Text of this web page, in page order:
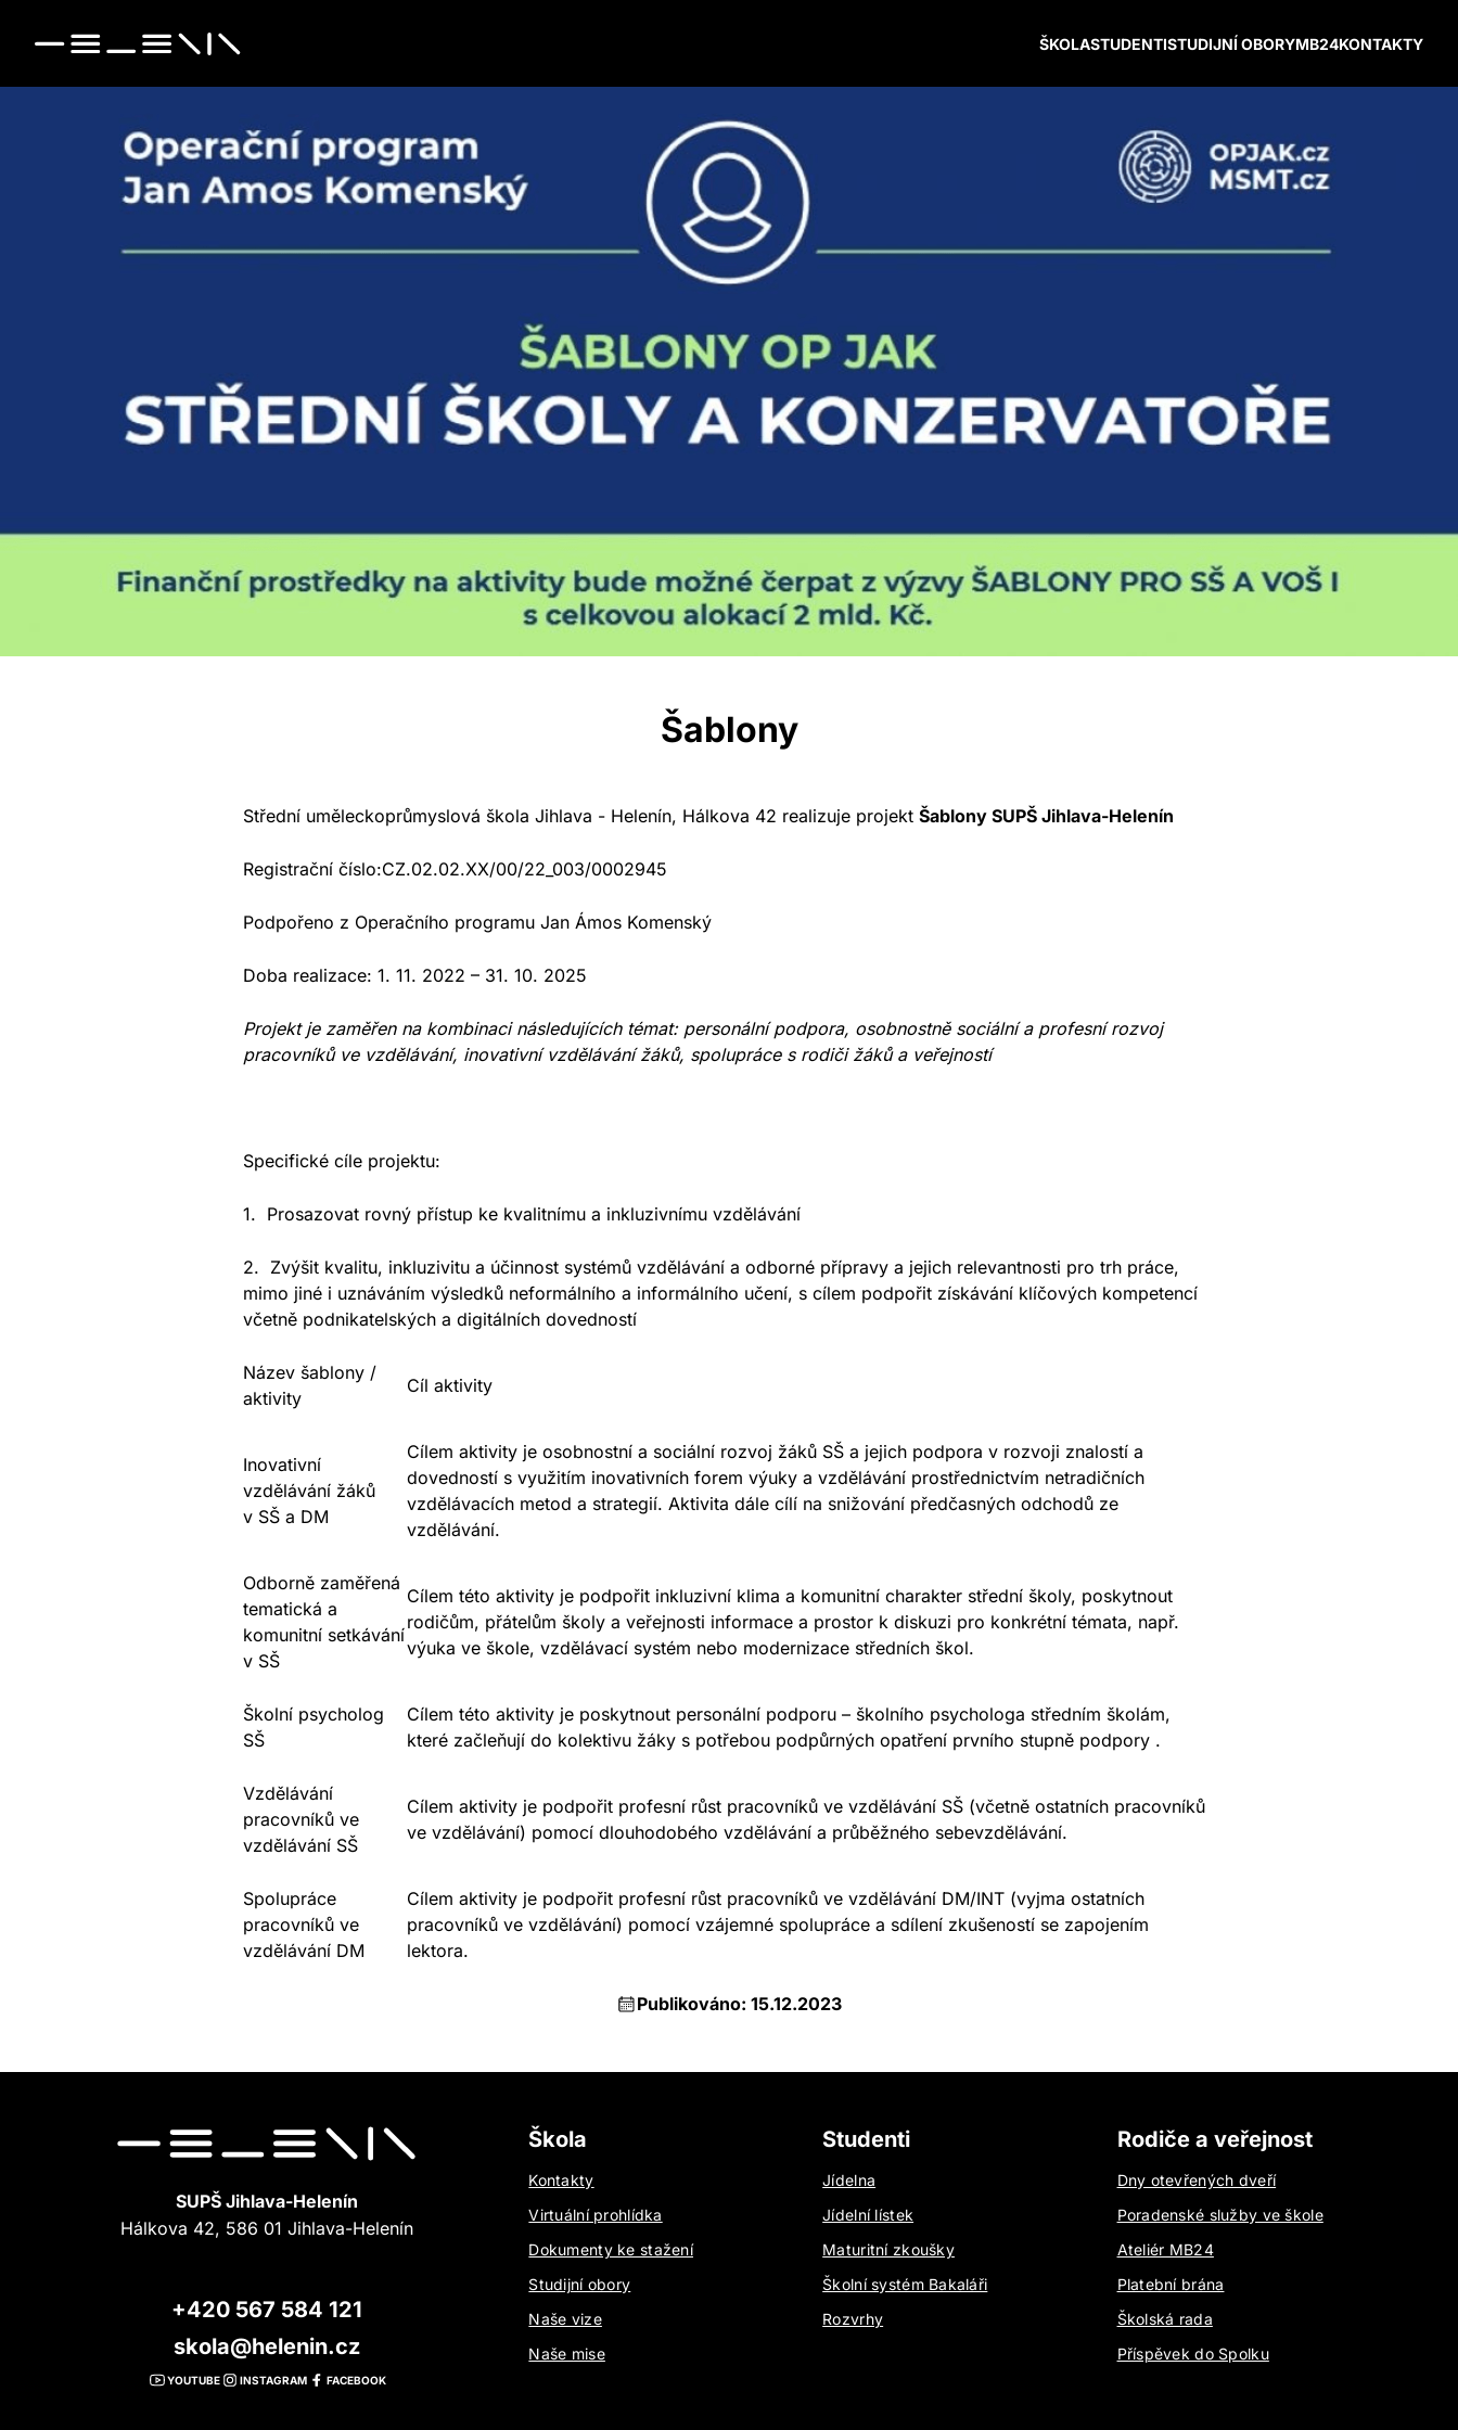
ŠKOLASTUDENTISTUDIJNÍ OBORYMB24KONTAKTY
Šablony
Střední uměleckoprůmyslová škola Jihlava - Helenín, Hálkova 42 realizuje projekt Šablony SUPŠ Jihlava-Helenín
Registrační číslo:CZ.02.02.XX/00/22_003/0002945
Podpořeno z Operačního programu Jan Ámos Komenský
Doba realizace: 1. 11. 2022 – 31. 10. 2025
Projekt je zaměřen na kombinaci následujících témat: personální podpora, osobnostně sociální a profesní rozvoj
pracovníků ve vzdělávání, inovativní vzdělávání žáků, spolupráce s rodiči žáků a veřejností
Specifické cíle projektu:
1. Prosazovat rovný přístup ke kvalitnímu a inkluzivnímu vzdělávání
2. Zvýšit kvalitu, inkluzivitu a účinnost systémů vzdělávání a odborné přípravy a jejich relevantnosti pro trh práce,
mimo jiné i uznáváním výsledků neformálního a informálního učení, s cílem podpořit získávání klíčových kompetencí
včetně podnikatelských a digitálních dovedností
Název šablony /
aktivity
Cíl aktivity
Inovativní
vzdělávání žáků
v SŠ a DM
Cílem aktivity je osobnostní a sociální rozvoj žáků SŠ a jejich podpora v rozvoji znalostí a
dovedností s využitím inovativních forem výuky a vzdělávání prostřednictvím netradičních
vzdělávacích metod a strategií. Aktivita dále cílí na snižování předčasných odchodů ze
vzdělávání.
Odborně zaměřená
tematická a
komunitní setkávání
v SŠ
Cílem této aktivity je podpořit inkluzivní klima a komunitní charakter střední školy, poskytnout
rodičům, přátelům školy a veřejnosti informace a prostor k diskuzi pro konkrétní témata, např.
výuka ve škole, vzdělávací systém nebo modernizace středních škol.
Školní psycholog
SŠ
Cílem této aktivity je poskytnout personální podporu – školního psychologa středním školám,
které začleňují do kolektivu žáky s potřebou podpůrných opatření prvního stupně podpory .
Vzdělávání
pracovníků ve
vzdělávání SŠ
Cílem aktivity je podpořit profesní růst pracovníků ve vzdělávání SŠ (včetně ostatních pracovníků
ve vzdělávání) pomocí dlouhodobého vzdělávání a průběžného sebevzdělávání.
Spolupráce
pracovníků ve
vzdělávání DM
Cílem aktivity je podpořit profesní růst pracovníků ve vzdělávání DM/INT (vyjma ostatních
pracovníků ve vzdělávání) pomocí vzájemné spolupráce a sdílení zkušeností se zapojením
lektora.
Publikováno: 15.12.2023
SUPŠ Jihlava-Helenín
Hálkova 42, 586 01 Jihlava-Helenín
+420 567 584 121
skola@helenin.cz
YOUTUBE INSTAGRAM FACEBOOK
Škola
Kontakty
Virtuální prohlídka
Dokumenty ke stažení
Studijní obory
Naše vize
Naše mise
Studenti
Jídelna
Jídelní lístek
Maturitní zkoušky
Školní systém Bakaláři
Rozvrhy
Rodiče a veřejnost
Dny otevřených dveří
Poradenské služby ve škole
Ateliér MB24
Platební brána
Školská rada
Příspěvek do Spolku